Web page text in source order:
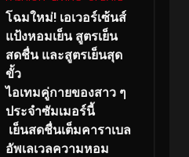
โฉมใหม่! เอเวอร์เซ้นส์
แป้งหอมเย็น สูตรเย็น
สดชื่น และสูตรเย็นสุด
ขั้ว
ไอเทมคู่กายของสาว ๆ
ประจำซัมเมอร์นี้
เย็นสดชื่นเต็มคาราเบล
อัพเลเวลความหอม